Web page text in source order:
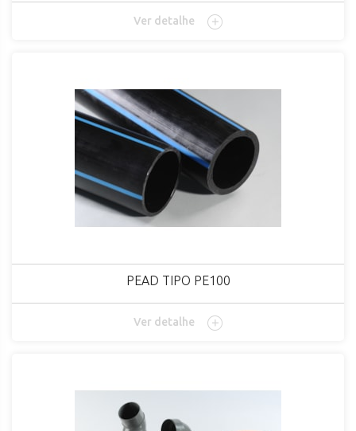
Ver detalhe
PEAD TIPO PE100
Ver detalhe